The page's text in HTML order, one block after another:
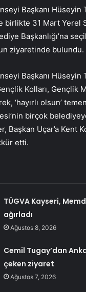
Başkanı Hüseyin
birlikte 31 Mart Yerel
Başkanlığı’na
ziyaretinde bulundu.
Başkanı Hüseyin
Kolları, Gençlik
‘hayırlı olsun’
birçok
Başkan Uçar’a Kent
etti.
TÜGVA Kayseri,
ağırladı
Ağustos 8, 2026
Cemil Tugay’dan
çeken ziyaret
Ağustos 7, 2026